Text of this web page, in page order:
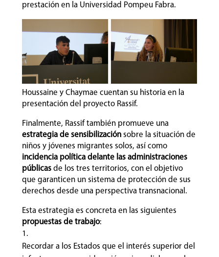
prestación en la Universidad Pompeu Fabra.
Houssaine y Chaymae cuentan su historia en la
presentación del proyecto Rassif.
Finalmente, Rassif también promueve una
estrategia de sensibilizaciónsobre la situación de
niños y jóvenes migrantes solos, así como
incidencia política delante las administraciones
públicasde los tres territorios, con el objetivo
que garanticen un sistema de protección de sus
derechos desde una perspectiva transnacional.
Esta estrategia es concreta en las siguientes
propuestas de trabajo:
Recordar a los Estados que el interés superior del